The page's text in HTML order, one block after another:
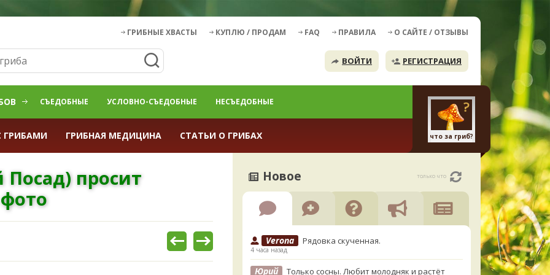
ГРИБНЫЕ ХВАСТЫ КУПЛЮ / ПРОДАМ FAQ ПРАВИЛА О САЙТЕ / ОТЗЫВЫ
ВОЙТИ РЕГИСТРАЦИЯ
СЪЕДОБНЫЕ УСЛОВНО-СЪЕДОБНЫЕ НЕСЪЕДОБНЫЕ
ГРИБАМИ ГРИБНАЯ МЕДИЦИНА СТАТЬИ О ГРИБАХ что за гриб?
Посад) просит
Новое только что
Verona Рядовка скученная.
4 часа назад
Юрий
Только сосны. Любит молодняк и растёт